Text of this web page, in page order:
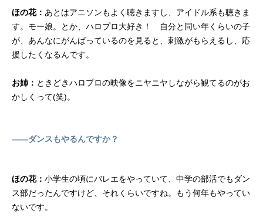
ほの花： あとはアニソンもよく聴きますし、アイドル系も聴きま
す。モー娘。とか、ハロプロ大好き！ 自分と同い年くらいの子
が、あんなにがんばっているのを見ると、刺激がもらえるし、応
援したくなるんです。
お姉： ときどきハロプロの映像をニヤニヤしながら観てるのがお
かしくって(笑)。
――ダンスもやるんですか？
ほの花： 小学生の頃にバレエをやっていて、中学の部活でもダン
ス部だったんですけど、それくらいですね。もう何年もやってい
ないです。